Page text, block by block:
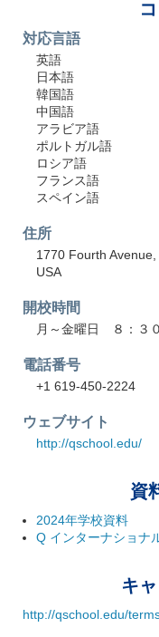
対応言語
英語
日本語
韓国語
中国語
アラビア語
ポルトガル語
ロシア語
フランス語
スペイン語
住所
1770 Fourth
USA
開校時間
月～金曜日 ８：３
電話番号
+1 619-450-2224
ウェブサイト
http://qschool.edu/
資
2024年学校資料
Q インターナショナ
キ
http://qschool.edu/